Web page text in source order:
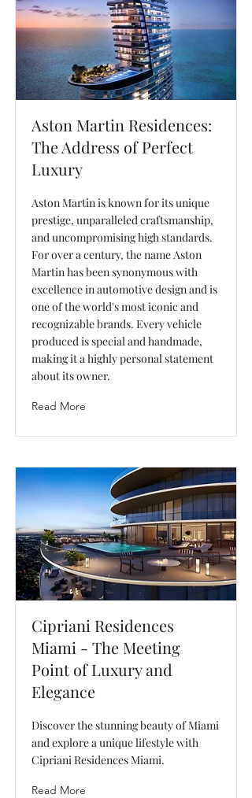
Aston Martin Residences:
The Address of Perfect
Luxury
Aston Martin is known for its unique
prestige, unparalleled craftsmanship,
and uncompromising high standards.
For over a century, the name Aston
Martin has been synonymous with
excellence in automotive design and is
one of the world's most iconic and
recognizable brands. Every vehicle
produced is special and handmade,
making it a highly personal statement
about its owner.
Read More
Cipriani Residences
Miami - The Meeting
Point of Luxury and
Elegance
Discover the stunning beauty of Miami
and explore a unique lifestyle with
Cipriani Residences Miami.
Read More